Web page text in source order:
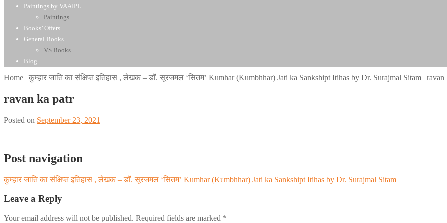
Paintings by VAAIPL
Paintings
Books’ Offers
General Books
VS Books
Blog
Home | कुम्हार जाति का संक्षिप्त इतिहास , लेखक – डॉ. सूरजमल ‘सितम’ Kumhar (Kumbhhar) Jati ka Sankshipt Itihas by Dr. Surajmal Sitam | ravan
ravan ka patr
Posted on September 23, 2021
Post navigation
कुम्हार जाति का संक्षिप्त इतिहास , लेखक – डॉ. सूरजमल ‘सितम’ Kumhar (Kumbhhar) Jati ka Sankshipt Itihas by Dr. Surajmal Sitam
Leave a Reply
Your email address will not be published. Required fields are marked *